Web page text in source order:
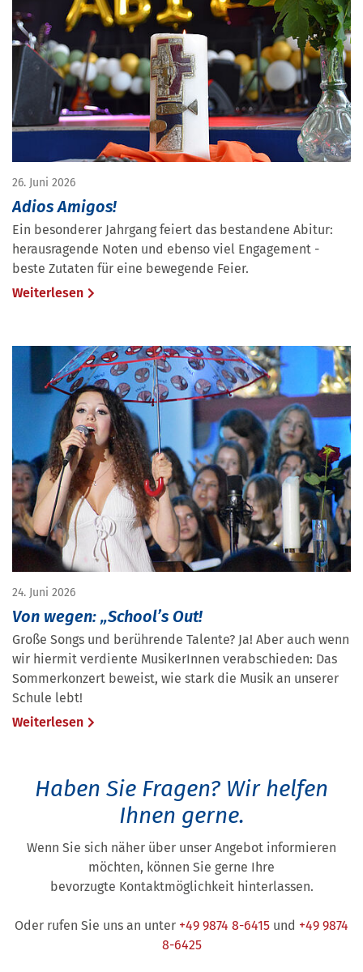
26. Juni 2026
Adios Amigos!
Ein besonderer Jahrgang feiert das bestandene Abitur:
herausragende Noten und ebenso viel Engagement -
beste Zutaten für eine bewegende Feier.
Weiterlesen
24. Juni 2026
Von wegen: „School’s Out!
Große Songs und berührende Talente? Ja! Aber auch wenn
wir hiermit verdiente MusikerInnen verabschieden: Das
Sommerkonzert beweist, wie stark die Musik an unserer
Schule lebt!
Weiterlesen
Haben Sie Fragen? Wir helfen
Ihnen gerne.
Wenn Sie sich näher über unser Angebot informieren
möchten, können Sie gerne Ihre
bevorzugte Kontaktmöglichkeit hinterlassen.
Oder rufen Sie uns an unter +49 9874 8-6415 und +49 9874
8-6425